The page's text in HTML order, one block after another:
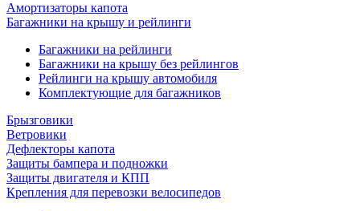
Амортизаторы капота
Багажники на крышу и рейлинги
Багажники на рейлинги
Багажники на крышу без рейлингов
Рейлинги на крышу автомобиля
Комплектующие для багажников
Брызговики
Ветровики
Дефлекторы капота
Защиты бампера и подножки
Защиты двигателя и КПП
Крепления для перевозки велосипедов